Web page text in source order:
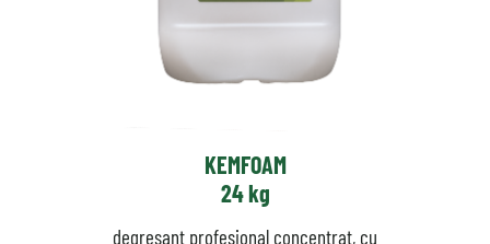
KEMFOAM
24 kg
degresant profesional concentrat, cu